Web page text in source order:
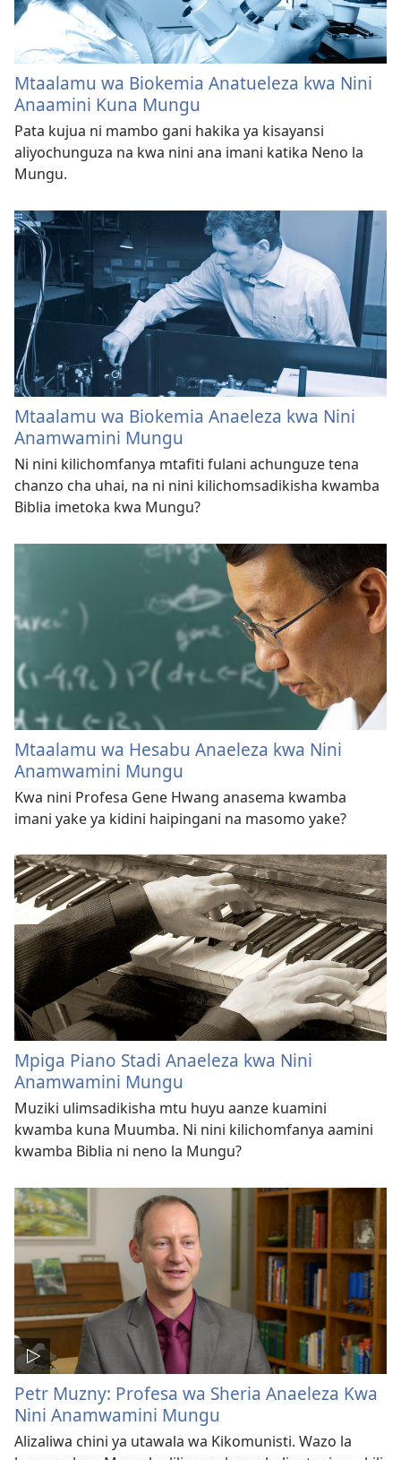
Mtaalamu wa Biokemia Anatueleza kwa Nini
Anaamini Kuna Mungu
Pata kujua ni mambo gani hakika ya kisayansi
aliyochunguza na kwa nini ana imani katika Neno la
Mungu.
Mtaalamu wa Biokemia Anaeleza kwa Nini
Anamwamini Mungu
Ni nini kilichomfanya mtafiti fulani achunguze tena
chanzo cha uhai, na ni nini kilichomsadikisha kwamba
Biblia imetoka kwa Mungu?
Mtaalamu wa Hesabu Anaeleza kwa Nini
Anamwamini Mungu
Kwa nini Profesa Gene Hwang anasema kwamba
imani yake ya kidini haipingani na masomo yake?
Mpiga Piano Stadi Anaeleza kwa Nini
Anamwamini Mungu
Muziki ulimsadikisha mtu huyu aanze kuamini
kwamba kuna Muumba. Ni nini kilichomfanya aamini
kwamba Biblia ni neno la Mungu?
Petr Muzny: Profesa wa Sheria Anaeleza Kwa
Nini Anamwamini Mungu
Alizaliwa chini ya utawala wa Kikomunisti. Wazo la